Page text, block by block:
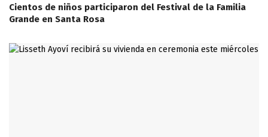
Cientos de niños participaron del Festival de la Familia
Grande en Santa Rosa